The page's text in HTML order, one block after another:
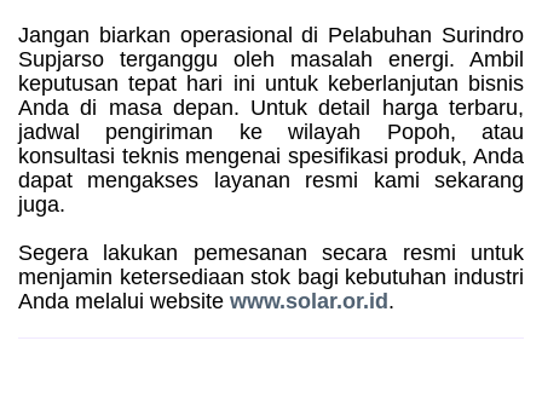
Jangan biarkan operasional di Pelabuhan Surindro
Supjarso terganggu oleh masalah energi. Ambil
keputusan tepat hari ini untuk keberlanjutan bisnis
Anda di masa depan. Untuk detail harga terbaru,
jadwal pengiriman ke wilayah Popoh, atau
konsultasi teknis mengenai spesifikasi produk, Anda
dapat mengakses layanan resmi kami sekarang
juga.
Segera lakukan pemesanan secara resmi untuk
menjamin ketersediaan stok bagi kebutuhan industri
Anda melalui website www.solar.or.id .